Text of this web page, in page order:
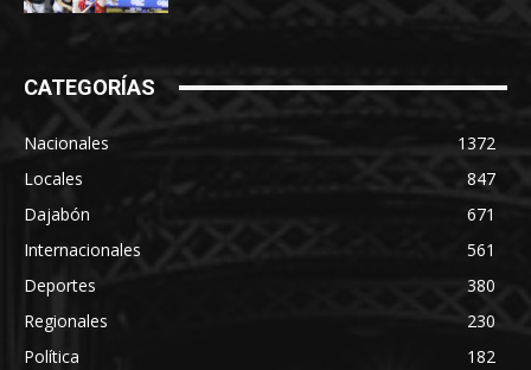
CATEGORÍAS
Nacionales
1372
Locales
847
Dajabón
671
Internacionales
561
Deportes
380
Regionales
230
Política
182